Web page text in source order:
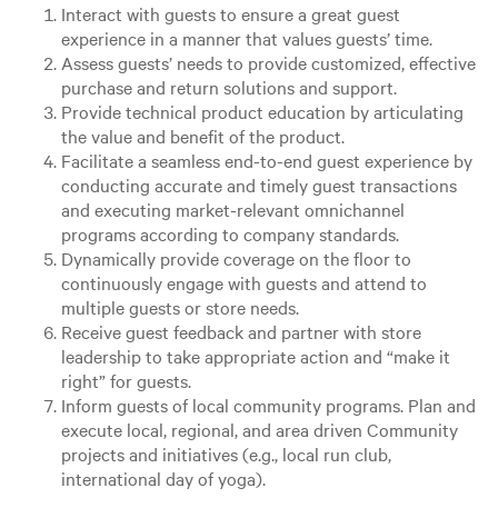
Interact with guests to ensure a great guest
experience in a manner that values guests’ time.
Assess guests’ needs to provide customized, effective
purchase and return solutions and support.
Provide technical product education by articulating
the value and benefit of the product.
Facilitate a seamless end-to-end guest experience by
conducting accurate and timely guest transactions
and executing market-relevant omnichannel
programs according to company standards.
Dynamically provide coverage on the floor to
continuously engage with guests and attend to
multiple guests or store needs.
Receive guest feedback and partner with store
leadership to take appropriate action and “make it
right” for guests.
Inform guests of local community programs. Plan and
execute local, regional, and area driven Community
projects and initiatives (e.g., local run club,
international day of yoga).